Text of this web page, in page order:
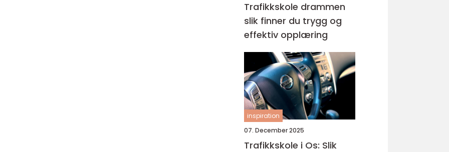
Trafikkskole drammen
slik finner du trygg og
effektiv opplæring
inspiration
07. December 2025
Trafikkskole i Os: Slik